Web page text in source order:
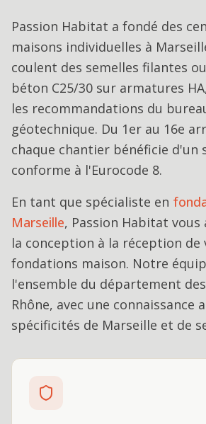
Passion Habitat a fondé des
maisons individuelles à
coulent des semelles filantes
béton C25/30 sur armatures
les recommandations du
géotechnique. Du 1er au 16e
chaque chantier bénéficie d'un
conforme à l'Eurocode 8.
En tant que spécialiste en
Marseille, Passion Habitat vous
la conception à la réception de
fondations maison. Notre
l'ensemble du département
Rhône, avec une connaissance
spécificités de Marseille et de